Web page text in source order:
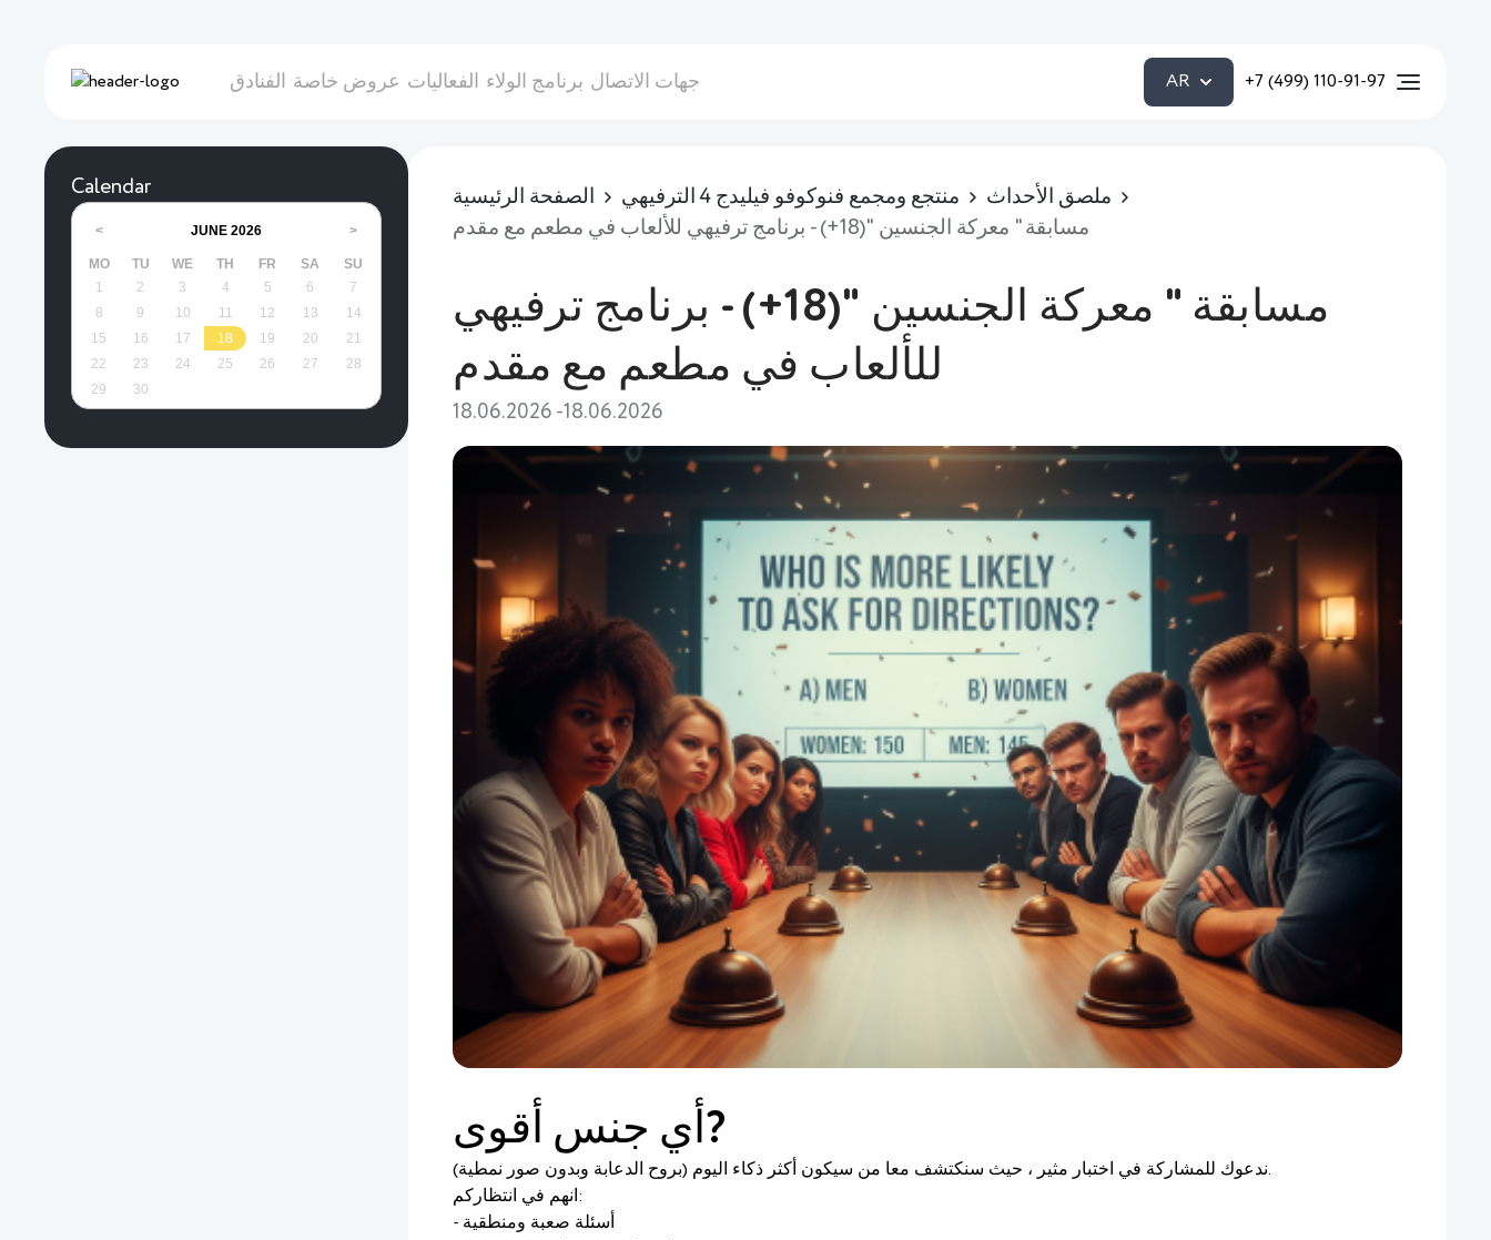
الفنادق عروض خاصة الفعاليات برنامج الولاء جهات الاتصال AR +7 (499) 110-91-97
Calendar
< JUNE 2026 >
MO TU WE TH FR SA
SU
1
2 3 4 5 6
7
8
9 10 11 12 13
14
15
16 17 18 19 20
21
22
23 24 25 26 27
28
29
30
الصفحة الرئيسية منتجع ومجمع فنوكوفو فيليدج 4 الترفيهي
ملصق الأحداث
مسابقة " معركة الجنسين "(18+) - برنامج ترفيهي للألعاب في مطعم مع مقدم
مسابقة " معركة الجنسين "(18+) - برنامج ترفيهي
للألعاب في مطعم مع مقدم
18.06.2026 -18.06.2026
أي جنس أقوى?
ندعوك للمشاركة في اختبار مثير ، حيث سنكتشف معا من سيكون أكثر ذكاء اليوم (بروح الدعابة وبدون صور نمطية).
انهم في انتظاركم:
- أسئلة صعبة ومنطقية